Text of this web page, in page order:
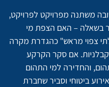
משתנה מפרויקט לפרויקט,
בשאלה – האם הצפת מי
צפוי מראש" כהגדרת מקרה
קבלניות. אם סקר הקרקע
והחדירה למי התהום
ביטוחי וסביר שחברת